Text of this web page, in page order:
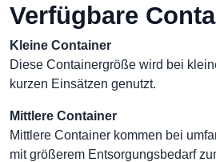
Verfügbare
Kleine Container
Diese Containergröße wird bei
kurzen Einsätzen genutzt.
Mittlere Container
Mittlere Container kommen bei
mit größerem Entsorgungsbedarf